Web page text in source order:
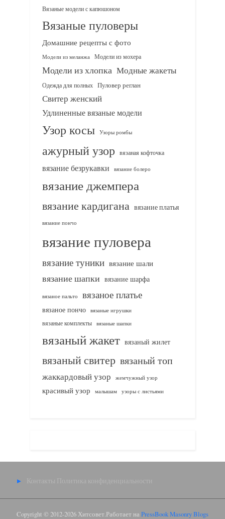
Вязаные модели с капюшоном
Вязаные пуловеры
Домашние рецепты с фото
Модели из меланжа Модели из мохера
Модели из хлопка Модные жакеты
Одежда для полных Пуловер реглан
Свитер женский
Удлиненные вязаные модели
Узор косы Узоры ромбы
ажурный узор вязаная кофточка
вязание безрукавки вязание болеро
вязание джемпера
вязание кардигана вязание платья
вязание пончо
вязание пуловера
вязание туники вязание шали
вязание шапки вязание шарфа
вязаное пальто вязаное платье
вязаное пончо вязаные игрушки
вязаные комплекты
вязаные шапки
вязаный жакет вязаный жилет
вязаный свитер вязаный топ
жаккардовый узор жемчужный узор
красивый узор малышам узоры с листьями
Контакты Политика конфиденциальности
Copyright © 2012-2026 Хитсовет.Работает на PressBook Masonry Blogs